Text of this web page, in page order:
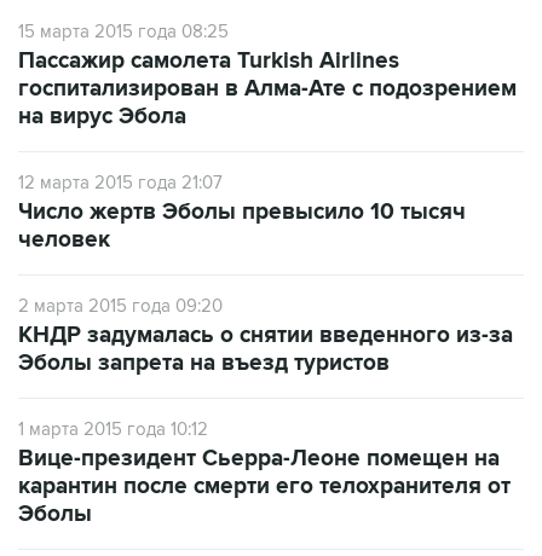
15 марта 2015 года 08:25
Пассажир самолета Turkish Airlines
госпитализирован в Алма-Ате с подозрением
на вирус Эбола
12 марта 2015 года 21:07
Число жертв Эболы превысило 10 тысяч
человек
2 марта 2015 года 09:20
КНДР задумалась о снятии введенного из-за
Эболы запрета на въезд туристов
1 марта 2015 года 10:12
Вице-президент Сьерра-Леоне помещен на
карантин после смерти его телохранителя от
Эболы